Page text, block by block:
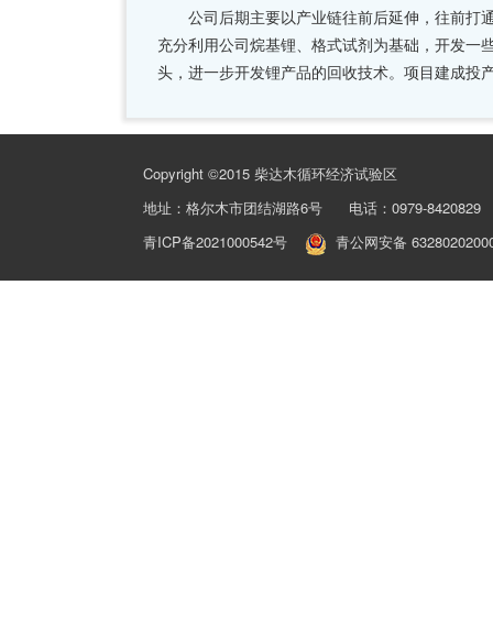
公司后期主要以产业链往前后延伸，往前打
充分利用公司烷基锂、格式试剂为基础，开发一
头，进一步开发锂产品的回收技术。项目建成投
Copyright ©2015 柴达木循环经济试验区
地址：格尔木市团结湖路6号 电话：0979-
青ICP备2021000542号
青公网安备